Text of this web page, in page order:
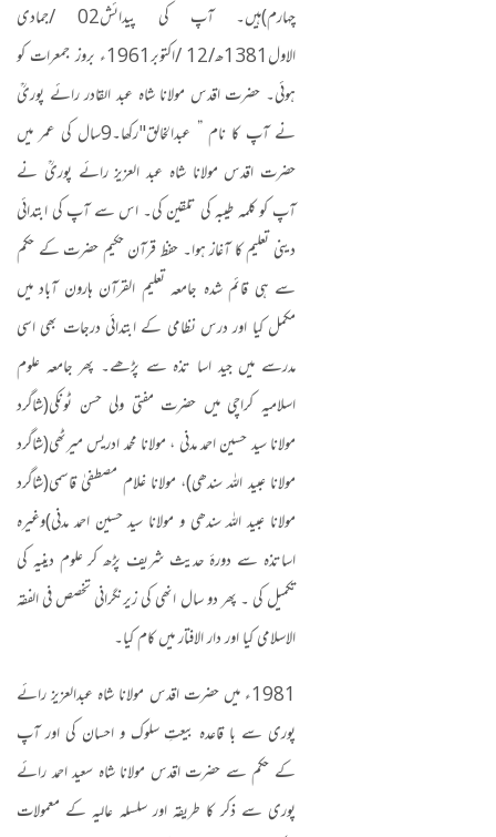
چہارم)ہیں۔ آپ کی پیدائش02 /
جمادی
الاول1381ھ/12 / اکتوبر1961ء بروز جمعرات کو
ہوئی۔ حضرت اقدس مولانا شاہ عبد القادر رائے پوریؒ
نے آپ کا نام ” عبدالخالق"رکھا۔9سال کی عمر میں
حضرت اقدس مولانا شاہ عبد العزیز رائے پوریؒ نے
آپ کو کلمہ طیبہ کی تلقین کی۔ اس سے آپ کی ابتدائی
دینی تعلیم کا آغاز ہوا۔ حفظ قرآن حکیم حضرت کے حکم
سے ہی قائم شدہ جامعہ تعلیم القرآن ہارون آباد میں
مکمل کیا اور درس نظامی کے ابتدائی درجات بھی اسی
مدرسے میں جید اسا تذہ سے پڑھے۔ پھر جامعہ علوم
اسلامیہ کراچی میں حضرت مفتی ولی حسن ٹونکی(شاگرد
مولانا سید حسین احمد مدنی ، مولانا محمد ادریس میرٹھی(شاگرد
مولانا عبید اللہ سندھی)، مولانا غلام مصطفیٰ قاسمی(شاگرد
مولانا عبید اللہ سندھی و مولانا سید حسین احمد مدنی)وغیرہ
اساتذہ سے دورۂ حدیث شریف پڑھ کر علوم دینیہ کی
تکمیل کی ۔ پھر دو سال انھی کی زیرنگرانی تخصص فی الفقہ
الاسلامی کیا اور دار الافتار میں کام کیا۔
1981ء میں حضرت اقدس مولانا شاہ عبدالعزیز رائے
پوری سے با قاعدہ بیعتِ سلوک و احسان کی اور آپ
کے حکم سے حضرت اقدس مولانا شاہ سعید احمد رائے
پوری سے ذکر کا طریقہ اور سلسلہ عالیہ کے معمولات